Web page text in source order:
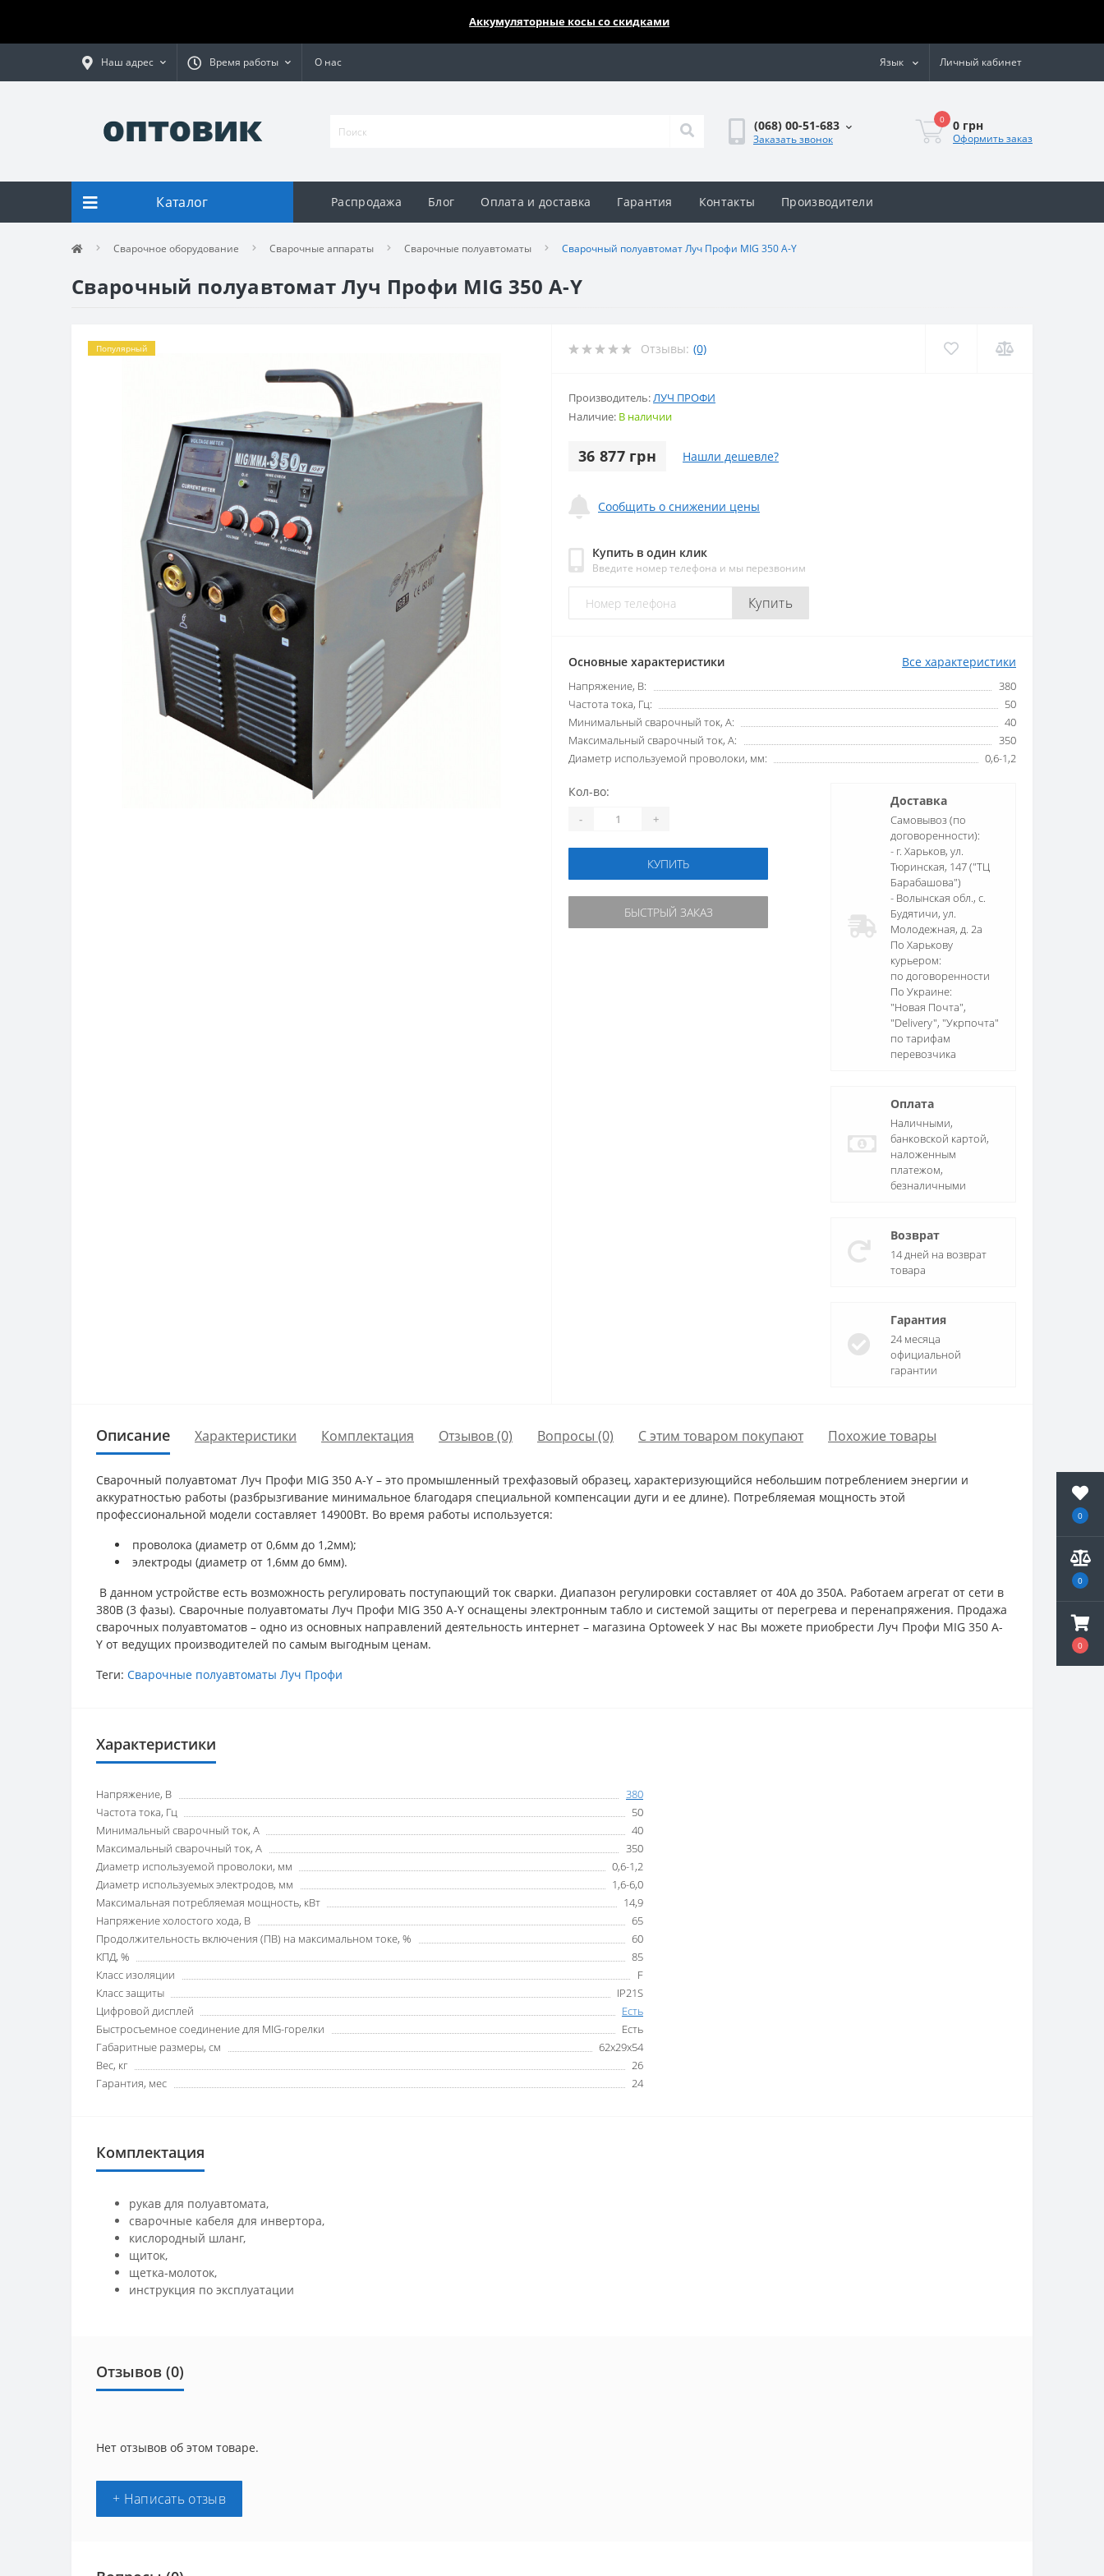
0
0
0
Аккумуляторные косы со скидками
Наш адрес Время работы О нас Язык Личный кабинет
(068) 00-51-683
Заказать звонок
0 0 грн
Оформить заказ
Каталог Распродажа Блог Оплата и доставка Гарантия Контакты Производители
Сварочное оборудование Сварочные аппараты Сварочные полуавтоматы Сварочный полуавтомат Луч Профи MIG 350 A-Y
Сварочный полуавтомат Луч Профи MIG 350 A-Y
Популярный Отзывы: (0)
Производитель:ЛУЧ ПРОФИ
Наличие: В наличии
36 877 грн Нашли дешевле?
Сообщить о снижении цены
Купить в один клик
Введите номер телефона и мы перезвоним
Купить
Основные характеристики Все характеристики
Напряжение, В:
380
Частота тока, Гц:
50
Минимальный сварочный ток, А:
40
Максимальный сварочный ток, А:
350
Диаметр используемой проволоки, мм:
0,6-1,2
Кол-во:
- +
КУПИТЬ
БЫСТРЫЙ ЗАКАЗ
Доставка
Самовывоз (по
договоренности):
- г. Харьков, ул.
Тюринская, 147 ("ТЦ
Барабашова")
- Волынская обл., c.
Будятичи, ул.
Молодежная, д. 2а
По Харькову
курьером:
по договоренности
По Украине:
"Новая Почта",
"Delivery", "Укрпочта"
по тарифам
перевозчика
Оплата
Наличными,
банковской картой,
наложенным
платежом,
безналичными
Возврат
14 дней на возврат
товара
Гарантия
24 месяца
официальной
гарантии
Описание Характеристики Комплектация Отзывов (0) Вопросы (0) С этим товаром покупают Похожие товары
Сварочный полуавтомат Луч Профи MIG 350 A-Y – это промышленный трехфазовый образец, характеризующийся небольшим потреблением энергии и
аккуратностью работы (разбрызгивание минимальное благодаря специальной компенсации дуги и ее длине). Потребляемая мощность этой
профессиональной модели составляет 14900Вт. Во время работы используется:
проволока (диаметр от 0,6мм до 1,2мм);
электроды (диаметр от 1,6мм до 6мм).
В данном устройстве есть возможность регулировать поступающий ток сварки. Диапазон регулировки составляет от 40А до 350А. Работаем агрегат от сети в
380В (3 фазы). Сварочные полуавтоматы Луч Профи MIG 350 A-Y оснащены электронным табло и системой защиты от перегрева и перенапряжения. Продажа
сварочных полуавтоматов – одно из основных направлений деятельность интернет – магазина Optoweek У нас Вы можете приобрести Луч Профи MIG 350 A-
Y от ведущих производителей по самым выгодным ценам.
Теги: Сварочные полуавтоматы Луч Профи
Характеристики
Напряжение, В
380
Частота тока, Гц
50
Минимальный сварочный ток, А
40
Максимальный сварочный ток, А
350
Диаметр используемой проволоки, мм
0,6-1,2
Диаметр используемых электродов, мм
1,6-6,0
Максимальная потребляемая мощность, кВт
14,9
Напряжение холостого хода, В
65
Продолжительность включения (ПВ) на максимальном токе, %
60
КПД, %
85
Класс изоляции
F
Класс защиты
IP21S
Цифровой дисплей
Есть
Быстросъемное соединение для MIG-горелки
Есть
Габаритные размеры, см
62х29х54
Вес, кг
26
Гарантия, мес
24
Комплектация
рукав для полуавтомата,
сварочные кабеля для инвертора,
кислородный шланг,
щиток,
щетка-молоток,
инструкция по эксплуатации
Отзывов (0)
Нет отзывов об этом товаре.
+ Написать отзыв